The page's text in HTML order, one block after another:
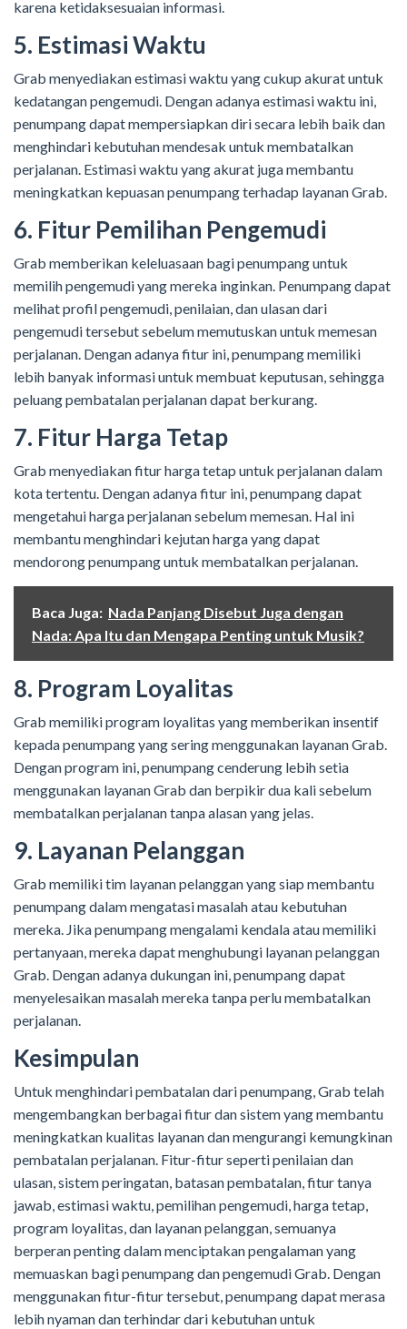
karena ketidaksesuaian informasi.
5. Estimasi Waktu
Grab menyediakan estimasi waktu yang cukup akurat untuk
kedatangan pengemudi. Dengan adanya estimasi waktu ini,
penumpang dapat mempersiapkan diri secara lebih baik dan
menghindari kebutuhan mendesak untuk membatalkan
perjalanan. Estimasi waktu yang akurat juga membantu
meningkatkan kepuasan penumpang terhadap layanan Grab.
6. Fitur Pemilihan Pengemudi
Grab memberikan keleluasaan bagi penumpang untuk
memilih pengemudi yang mereka inginkan. Penumpang dapat
melihat profil pengemudi, penilaian, dan ulasan dari
pengemudi tersebut sebelum memutuskan untuk memesan
perjalanan. Dengan adanya fitur ini, penumpang memiliki
lebih banyak informasi untuk membuat keputusan, sehingga
peluang pembatalan perjalanan dapat berkurang.
7. Fitur Harga Tetap
Grab menyediakan fitur harga tetap untuk perjalanan dalam
kota tertentu. Dengan adanya fitur ini, penumpang dapat
mengetahui harga perjalanan sebelum memesan. Hal ini
membantu menghindari kejutan harga yang dapat
mendorong penumpang untuk membatalkan perjalanan.
Baca Juga: Nada Panjang Disebut Juga dengan
Nada: Apa Itu dan Mengapa Penting untuk Musik?
8. Program Loyalitas
Grab memiliki program loyalitas yang memberikan insentif
kepada penumpang yang sering menggunakan layanan Grab.
Dengan program ini, penumpang cenderung lebih setia
menggunakan layanan Grab dan berpikir dua kali sebelum
membatalkan perjalanan tanpa alasan yang jelas.
9. Layanan Pelanggan
Grab memiliki tim layanan pelanggan yang siap membantu
penumpang dalam mengatasi masalah atau kebutuhan
mereka. Jika penumpang mengalami kendala atau memiliki
pertanyaan, mereka dapat menghubungi layanan pelanggan
Grab. Dengan adanya dukungan ini, penumpang dapat
menyelesaikan masalah mereka tanpa perlu membatalkan
perjalanan.
Kesimpulan
Untuk menghindari pembatalan dari penumpang, Grab telah
mengembangkan berbagai fitur dan sistem yang membantu
meningkatkan kualitas layanan dan mengurangi kemungkinan
pembatalan perjalanan. Fitur-fitur seperti penilaian dan
ulasan, sistem peringatan, batasan pembatalan, fitur tanya
jawab, estimasi waktu, pemilihan pengemudi, harga tetap,
program loyalitas, dan layanan pelanggan, semuanya
berperan penting dalam menciptakan pengalaman yang
memuaskan bagi penumpang dan pengemudi Grab. Dengan
menggunakan fitur-fitur tersebut, penumpang dapat merasa
lebih nyaman dan terhindar dari kebutuhan untuk